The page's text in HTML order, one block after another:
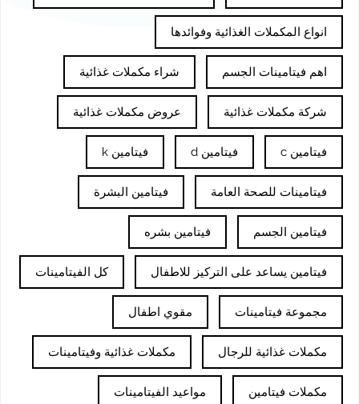
انواع المكملات الغذائية وفوائدها
اهم فيتامينات الجسم شراء مكملات غذائية
شركة مكملات غذائية عروض مكملات غذائية
فيتامين c فيتامين d فيتامين k
فيتامينات للصحة العامة فيتامين البشرة
فيتامين الجسم فيتامين بشره
فيتامين يساعد على التركيز للاطفال كل الفيتامينات
مجموعة فيتامينات مقوي اطفال
مكملات غذائية للرجال مكملات غذائية وفيتامينات
مكملات فيتامين مواعيد الفيتامينات